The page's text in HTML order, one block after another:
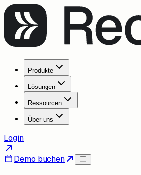
Produkte
Lösungen
Ressourcen
Über uns
Login
Demo buchen